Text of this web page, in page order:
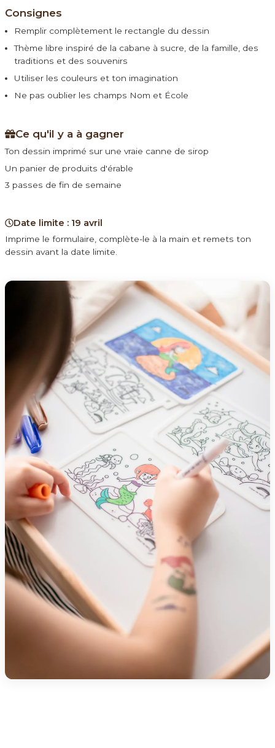
Consignes
Remplir complètement le rectangle du dessin
Thème libre inspiré de la cabane à sucre, de la famille, des
traditions et des souvenirs
Utiliser les couleurs et ton imagination
Ne pas oublier les champs Nom et École
Ce qu'il y a à gagner
Ton dessin imprimé sur une vraie canne de sirop
Un panier de produits d'érable
3 passes de fin de semaine
Date limite : 19 avril
Imprime le formulaire, complète-le à la main et remets ton
dessin avant la date limite.